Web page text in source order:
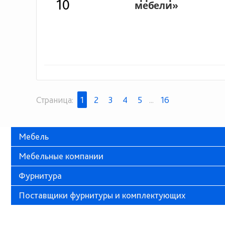
10
Страница: 1 2 3 4 5 ... 16
Мебель
Мебельные компании
Фурнитура
Поставщики фурнитуры и комплектующих